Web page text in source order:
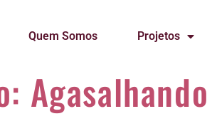
Quem Somos Projetos
Agasalhando